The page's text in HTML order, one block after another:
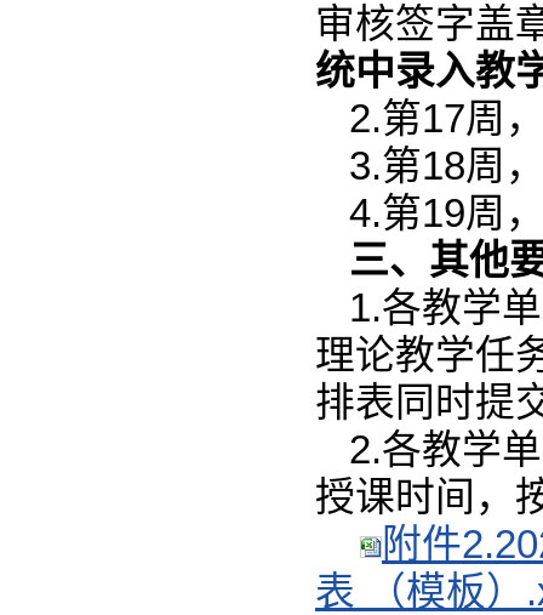
审核签字盖
统中录入教
2.第17周
3.第18周
4.第19周
三、其他
1.各教学
理论教学任
排表同时提
2.各教学
授课时间，
附件
表 （模板）